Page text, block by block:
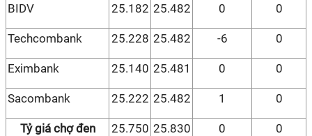
BIDV 25.182 25.482 0 0
Techcombank 25.228 25.482 -6 0
Eximbank 25.140 25.481 0 0
Sacombank 25.222 25.482 1 0
Tỷ giá chợ đen 25.750 25.830 0 0